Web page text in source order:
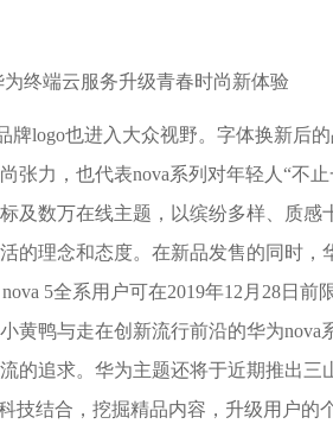
牌logo也进入大众视野。字体换新后
张力，也代表nova系列对年轻人“不
及数万在线主题，以缤纷多样、质感
的理念和态度。在新品发售的同时，
5全系用户可在2019年12月28日前
黄鸭与走在创新流行前沿的华为nova
的追求。华为主题还将于近期推出三
技结合，挖掘精品内容，升级用户的